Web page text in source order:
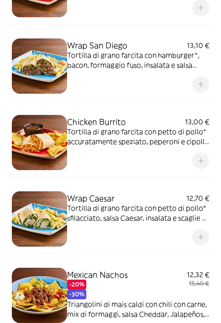
Wrap San Diego
13,10 €
Tortilla di grano farcita con hamburger*,
bacon, formaggio fuso, insalata e salsa
Chicken Burrito
13,00 €
Tortilla di grano farcita con petto di pollo*
accuratamente speziato, peperoni e cipolla
Wrap Caesar
12,70 €
Tortilla di grano farcita con petto di pollo*
sfilacciato, salsa Caesar, insalata e scaglie di
Mexican Nachos
-20%
-30%
12,32 €
15,40 €
Triangolini di mais caldi con chili con carne,
mix di formaggi, salsa Cheddar, Jalapeños,